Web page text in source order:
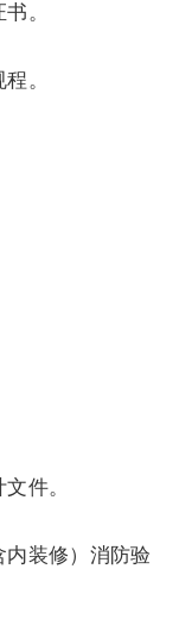
。
。
件。
内装修）消防验